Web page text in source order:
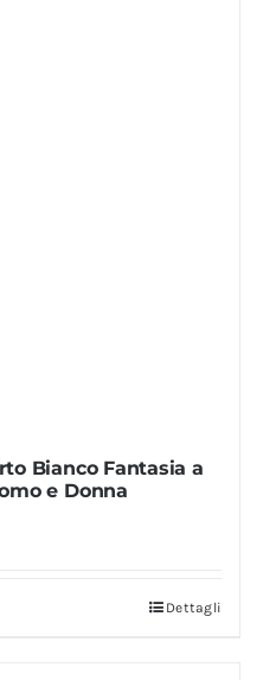
Bianco Fantasia a
e Donna
Dettagli